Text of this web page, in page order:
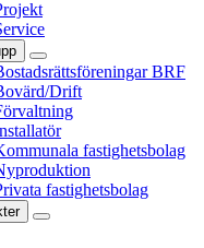
BRF
Drift
fastighetsbolag
fastighetsbolag